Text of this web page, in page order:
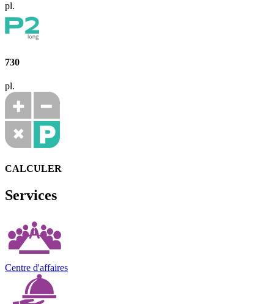
pl.
730
pl.
CALCULER
Services
Centre d'affaires